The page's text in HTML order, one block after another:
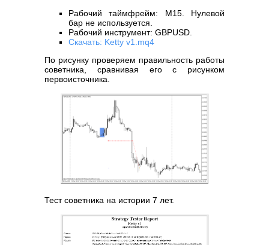
Рабочий таймфрейм: M15. Нулевой
бар не используется.
Рабочий инструмент: GBPUSD.
Скачать: Ketty v1.mq4
По рисунку проверяем правильность работы
советника, сравнивая его с рисунком
первоисточника.
Тест советника на истории 7 лет.